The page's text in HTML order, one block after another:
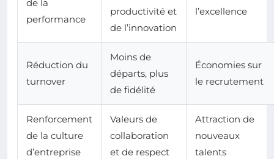
de la
performance
productivité et
de l’innovation
l’excellence
Réduction du
turnover
Moins de
départs, plus
de fidélité
Économies sur
le recrutement
Renforcement
de la culture
d’entreprise
Valeurs de
collaboration
et de respect
Attraction de
nouveaux
talents